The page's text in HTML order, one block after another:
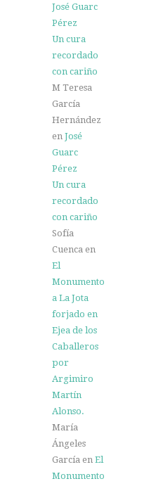
José Guarc
Pérez
Un cura
recordado
con cariño
M Teresa
García
Hernández
en José
Guarc
Pérez
Un cura
recordado
con cariño
Sofía
Cuenca en
El
Monumento
a La Jota
forjado en
Ejea de los
Caballeros
por
Argimiro
Martín
Alonso.
María
Ángeles
García en El
Monumento